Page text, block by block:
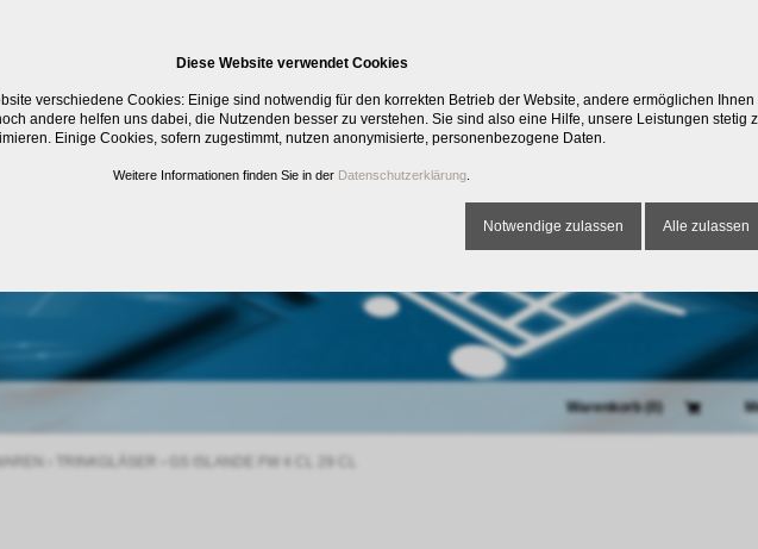
Warenkorb (0
Diese Website verwendet Cookies
verschiedene Cookies: Einige sind notwendig für den korrekten Betrieb der Website, andere ermöglichen Ihnen
andere helfen uns dabei, die Nutzenden besser zu verstehen. Sie sind also eine Hilfe, unsere Leistungen stetig
Einige Cookies, sofern zugestimmt, nutzen anonymisierte, personenbezogene Daten.
Weitere Informationen finden Sie in der Datenschutzerklärung
Notwendige zulassen Alle zulassen